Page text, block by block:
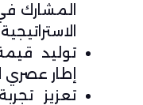
المشارك
توليد
إطار عصري
تعزيز